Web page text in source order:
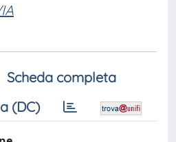
Scheda completa
(DC)